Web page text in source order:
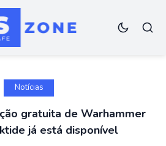
Notícias
gratuita de Warhammer
já está disponível